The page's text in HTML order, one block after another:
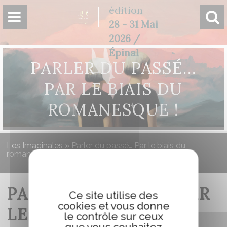
édition
28 - 31 Mai
2026 /
Épinal
PARLER DU PASSÉ…
PAR LE BIAIS DU
ROMANESQUE !
Les Imaginales » Parler du passé… Par le biais du
romanesque !
PARLER DU PASSÉ… PAR
LE BIAIS DU
Panneau de gestion des cookies
Ce site utilise des
cookies et vous donne
le contrôle sur ceux